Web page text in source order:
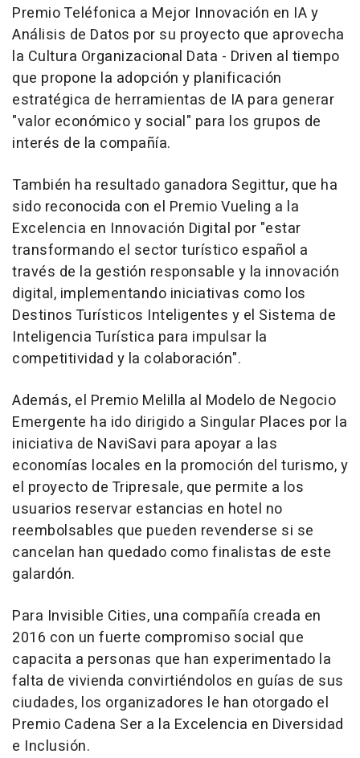
Premio Teléfonica a Mejor Innovación en IA y
Análisis de Datos por su proyecto que aprovecha
la Cultura Organizacional Data - Driven al tiempo
que propone la adopción y planificación
estratégica de herramientas de IA para generar
"valor económico y social" para los grupos de
interés de la compañía.
También ha resultado ganadora Segittur, que ha
sido reconocida con el Premio Vueling a la
Excelencia en Innovación Digital por "estar
transformando el sector turístico español a
través de la gestión responsable y la innovación
digital, implementando iniciativas como los
Destinos Turísticos Inteligentes y el Sistema de
Inteligencia Turística para impulsar la
competitividad y la colaboración".
Además, el Premio Melilla al Modelo de Negocio
Emergente ha ido dirigido a Singular Places por la
iniciativa de NaviSavi para apoyar a las
economías locales en la promoción del turismo, y
el proyecto de Tripresale, que permite a los
usuarios reservar estancias en hotel no
reembolsables que pueden revenderse si se
cancelan han quedado como finalistas de este
galardón.
Para Invisible Cities, una compañía creada en
2016 con un fuerte compromiso social que
capacita a personas que han experimentado la
falta de vivienda convirtiéndolos en guías de sus
ciudades, los organizadores le han otorgado el
Premio Cadena Ser a la Excelencia en Diversidad
e Inclusión.